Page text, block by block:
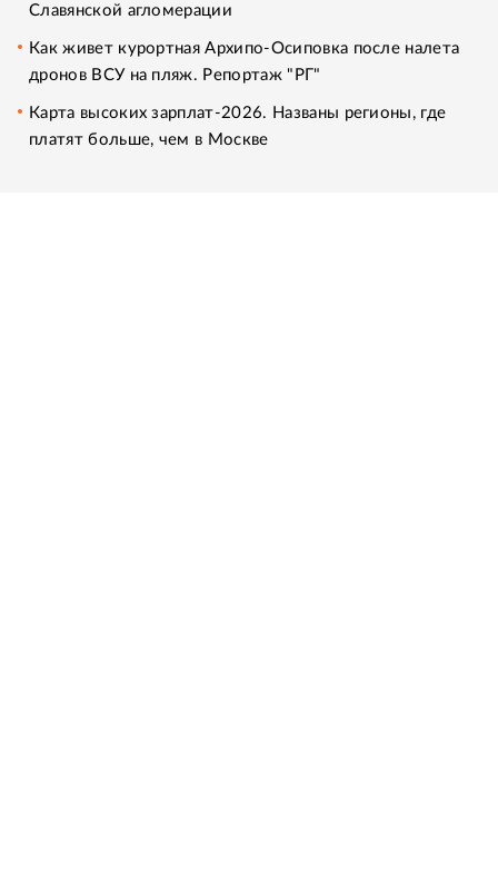
Славянской агломерации
Как живет курортная Архипо-Осиповка после налета
дронов ВСУ на пляж. Репортаж "РГ"
Карта высоких зарплат-2026. Названы регионы, где
платят больше, чем в Москве